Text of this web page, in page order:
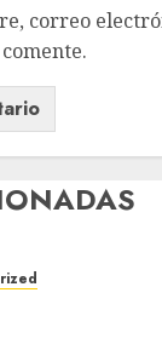
correo